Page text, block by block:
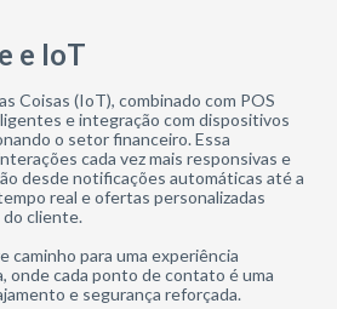
e IoT
Coisas (IoT), combinado com POS
e integração com dispositivos
o setor financeiro. Essa
cada vez mais responsivas e
desde notificações automáticas até a
real e ofertas personalizadas
do cliente.
caminho para uma experiência
onde cada ponto de contato é uma
e segurança reforçada.